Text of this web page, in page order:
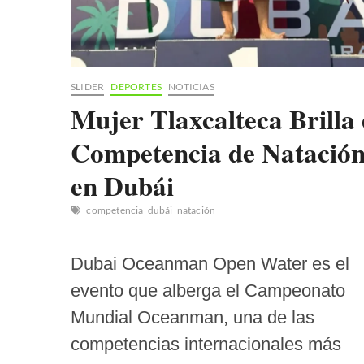
SLIDER DEPORTES NOTICIAS
Mujer Tlaxcalteca Brilla
Competencia de
en Dubái
competencia dubái natación
Dubai Oceanman Open Water es el
evento que alberga el Campeonato
Mundial Oceanman, una de las
competencias internacionales más